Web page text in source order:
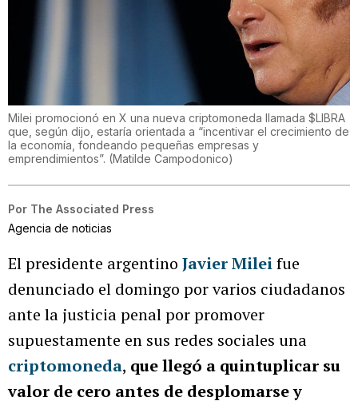
Milei promocionó en X una nueva criptomoneda llamada $LIBRA
que, según dijo, estaría orientada a “incentivar el crecimiento de
la economía, fondeando pequeñas empresas y
emprendimientos”. (Matilde Campodonico)
Por The Associated Press
Agencia de noticias
El presidente argentino Javier Mileifue
denunciado el domingo por varios ciudadanos
ante la justicia penal por promover
supuestamente en sus redes sociales una
criptomoneda, que llegó a quintuplicar su
valor de cero antes de desplomarse y